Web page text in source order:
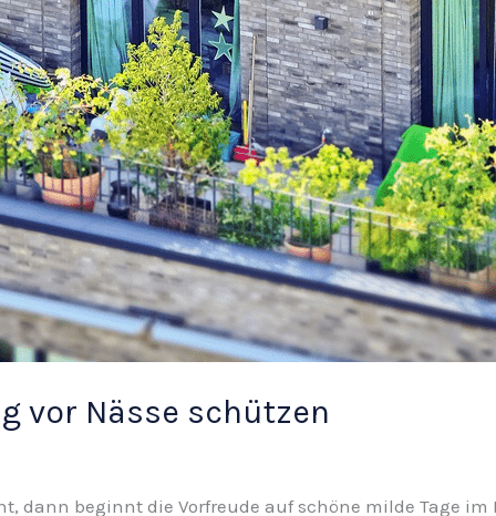
vor Nässe schützen
dann beginnt die Vorfreude auf schöne milde Tage im